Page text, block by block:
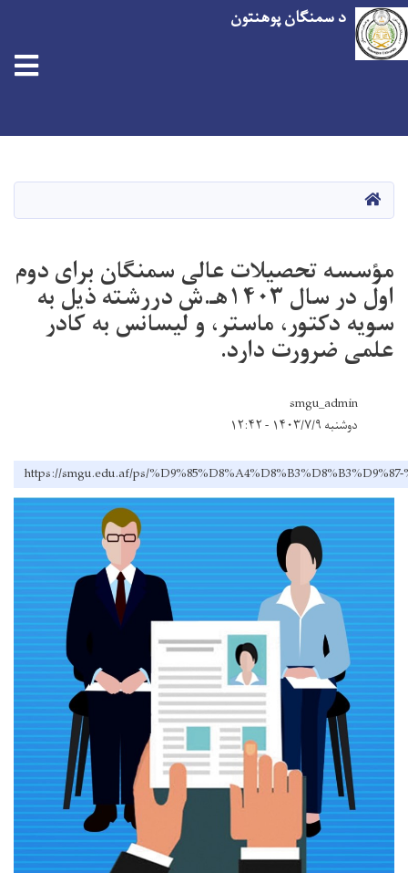
د سمنګان پوهنتون
کور
مؤسسه تحصیلات عالی سمنگان برای دوم
اول در سال ۱۴۰۳هـ.ش دررشته ذیل به
سویه دکتور، ماستر، و لیسانس به کادر
علمی ضرورت دارد.
smgu_admin
دوشنبه ۱۴۰۳/۷/۹ - ۱۲:۴۲
https://smgu.edu.af/ps/